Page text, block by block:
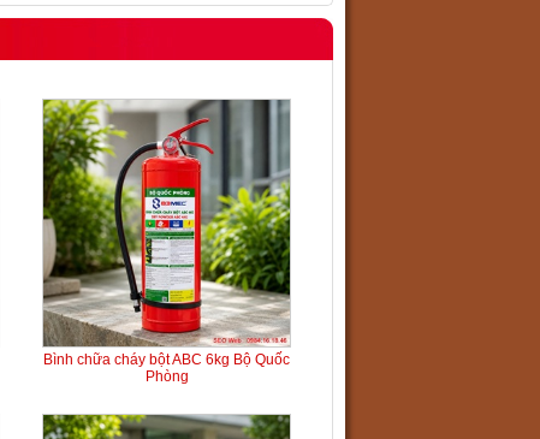
Bình chữa cháy bột ABC 6kg Bộ Quốc
Phòng